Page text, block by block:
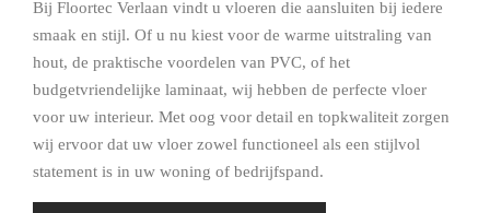
Bij Floortec Verlaan vindt u vloeren die aansluiten bij iedere
smaak en stijl. Of u nu kiest voor de warme uitstraling van
hout, de praktische voordelen van PVC, of het
budgetvriendelijke laminaat, wij hebben de perfecte vloer
voor uw interieur. Met oog voor detail en topkwaliteit zorgen
wij ervoor dat uw vloer zowel functioneel als een stijlvol
statement is in uw woning of bedrijfspand.